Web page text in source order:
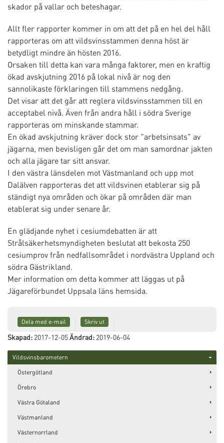
skador på vallar och beteshagar.
Allt fler rapporter kommer in om att det på en hel del håll
rapporteras om att vildsvinsstammen denna höst är
betydligt mindre än hösten 2016.
Orsaken till detta kan vara många faktorer, men en kraftig
ökad avskjutning 2016 på lokal nivå är nog den
sannolikaste förklaringen till stammens nedgång.
Det visar att det går att reglera vildsvinsstammen till en
acceptabel nivå. Även från andra håll i södra Sverige
rapporteras om minskande stammar.
En ökad avskjutning kräver dock stor "arbetsinsats" av
jägarna, men bevisligen går det om man samordnar jakten
och alla jägare tar sitt ansvar.
I den västra länsdelen mot Västmanland och upp mot
Dalälven rapporteras det att vildsvinen etablerar sig på
ständigt nya områden och ökar på områden där man
etablerat sig under senare år.
En glädjande nyhet i cesiumdebatten är att
Strålsäkerhetsmyndigheten beslutat att bekosta 250
cesiumprov från nedfallsområdet i nordvästra Uppland och
södra Gästrikland.
Mer information om detta kommer att läggas ut på
Jägareförbundet Uppsala läns hemsida.
Dela med e-mail Skriv ut
Skapad: 2017-12-05Ändrad: 2019-06-04
Vildsvinsbarometern
Östergötland
Örebro
Västra Götaland
Västmanland
Västernorrland